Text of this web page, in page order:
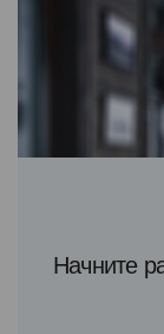
Начните